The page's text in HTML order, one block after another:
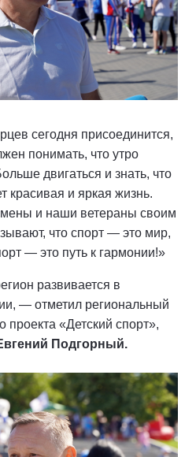
сегодня присоединится,
понимать, что утро
двигаться и знать, что
красивая и яркая жизнь.
и наши ветераны своим
что спорт — это мир,
— это путь к гармонии!»
развивается в
— отметил региональный
проекта «Детский спорт»,
Подгорный.